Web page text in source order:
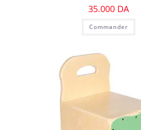
35.000 DA
Commander